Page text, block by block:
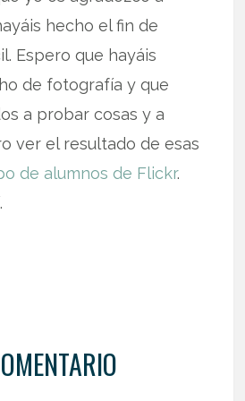
hecho el fin de
Espero que hayáis
de fotografía y que
a probar cosas y a
ver el resultado de esas
de alumnos de Flickr.